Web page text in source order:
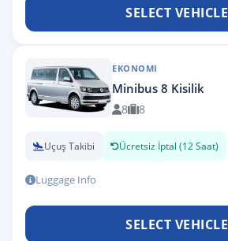
SELECT VEHICLE
EKONOMI
Minibus 8 Kisilik
8 8
Uçuş Takibi Ücretsiz İptal (12 Saat)
Luggage Info
SELECT VEHICLE